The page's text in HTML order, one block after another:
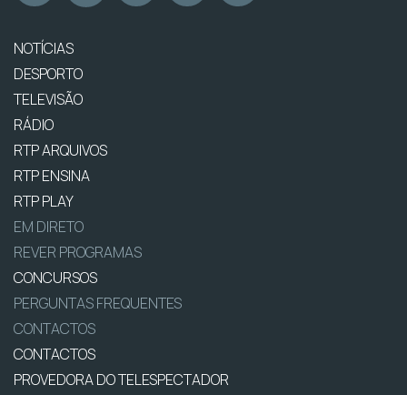
NOTÍCIAS
DESPORTO
TELEVISÃO
RÁDIO
RTP ARQUIVOS
RTP ENSINA
RTP PLAY
EM DIRETO
REVER PROGRAMAS
CONCURSOS
PERGUNTAS FREQUENTES
CONTACTOS
CONTACTOS
PROVEDORA DO TELESPECTADOR